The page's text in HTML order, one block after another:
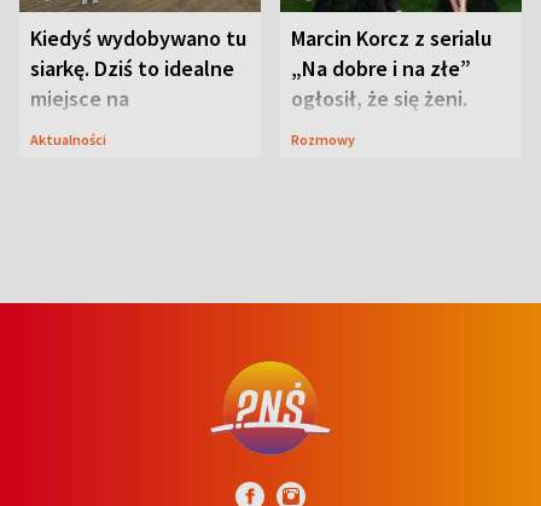
Kiedyś wydobywano tu
siarkę. Dziś to idealne
miejsce na
wypoczynek
Aktualności
Marcin Korcz z serialu
„Na dobre i na złe”
ogłosił, że się żeni.
Zdradził, co zmienił
Rozmowy